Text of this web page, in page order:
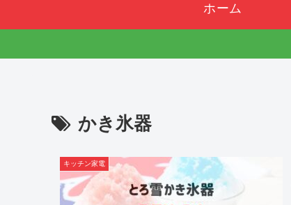
ホーム
かき氷器
キッチン家電